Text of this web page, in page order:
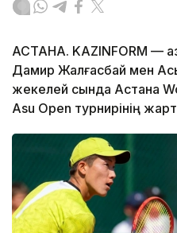
АСТАНА. KAZINFORM —
Дамир Жалғасбай мен
жекелей сында Астана
Asu Open турнирінің